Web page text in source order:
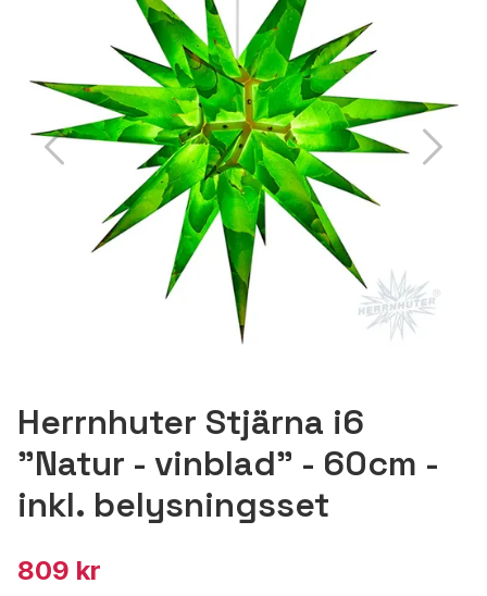
Herrnhuter Stjärna i6
"Natur - vinblad" - 60cm -
inkl. belysningsset
809 kr